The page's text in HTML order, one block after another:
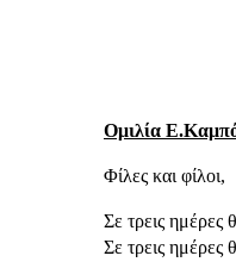
Ομιλία
Φίλες και φίλοι,
Σε τρεις ημέρες
Σε τρεις ημέρες